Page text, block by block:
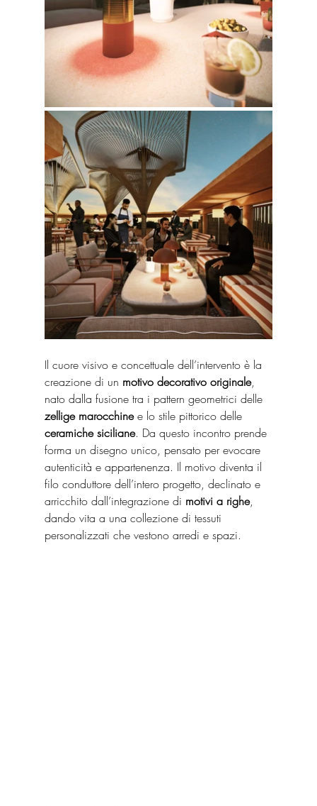
Il cuore visivo e concettuale dell’intervento è la
creazione di un motivo decorativo originale,
nato dalla fusione tra i pattern geometrici delle
zellige marocchine e lo stile pittorico delle
ceramiche siciliane. Da questo incontro prende
forma un disegno unico, pensato per evocare
autenticità e appartenenza. Il motivo diventa il
filo conduttore dell’intero progetto, declinato e
arricchito dall’integrazione di motivi a righe,
dando vita a una collezione di tessuti
personalizzati che vestono arredi e spazi.